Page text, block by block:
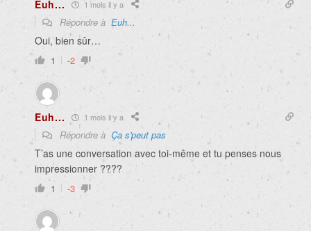
Euh... 1 mois il y a
Répondre à Euh...
Oui, bien sûr…
1 -2
Euh... 1 mois il y a
Répondre à Ça s'peut pas
T’as une conversation avec toi-même et tu penses nous
impressionner ????
1 -3